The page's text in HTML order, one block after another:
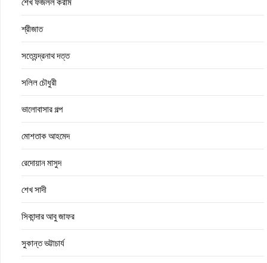
শ্রীজাত
সত্যেন্দ্রনাথ দত্ত
সলিল চৌধুরী
ভালোবাসার গল্প
মোশতাক আহমেদ
রেদোয়ান মাসুদ
শেখ সাদী
সিকান্দার আবু জাফর
সুকান্ত ভট্টাচার্য